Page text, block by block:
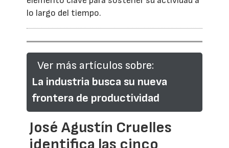
lo largo del tiempo.
Ver más artículos sobre:
La industria busca su nueva
frontera de productividad
José Agustín Cruelles